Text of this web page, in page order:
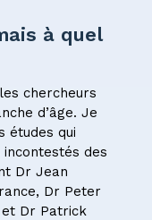
à quel
chercheurs
d’âge. Je
études qui
des
Dr Jean
Dr Peter
et Dr Patrick